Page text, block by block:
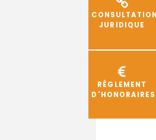
JURIDIQUE
RÈGLEMENT
D'HONORAIRES